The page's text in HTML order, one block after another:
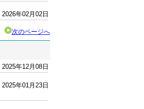
2026年02月02日
次のページへ
2025年12月08日
2025年01月23日